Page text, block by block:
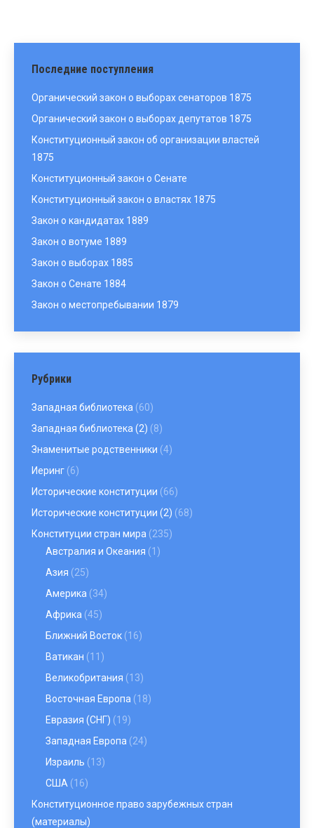
Последние поступления
Органический закон о выборах сенаторов 1875
Органический закон о выборах депутатов 1875
Конституционный закон об организации властей
1875
Конституционный закон о Сенате
Конституционный закон о властях 1875
Закон о кандидатах 1889
Закон о вотуме 1889
Закон о выборах 1885
Закон о Сенате 1884
Закон о местопребывании 1879
Рубрики
Западная библиотека (60)
Западная библиотека (2) (8)
Знаменитые родственники (4)
Иеринг (6)
Исторические конституции (66)
Исторические конституции (2) (68)
Конституции стран мира (235)
Австралия и Океания (1)
Азия (25)
Америка (34)
Африка (45)
Ближний Восток (16)
Ватикан (11)
Великобритания (13)
Восточная Европа (18)
Евразия (СНГ) (19)
Западная Европа (24)
Израиль (13)
США (16)
Конституционное право зарубежных стран
(материалы)